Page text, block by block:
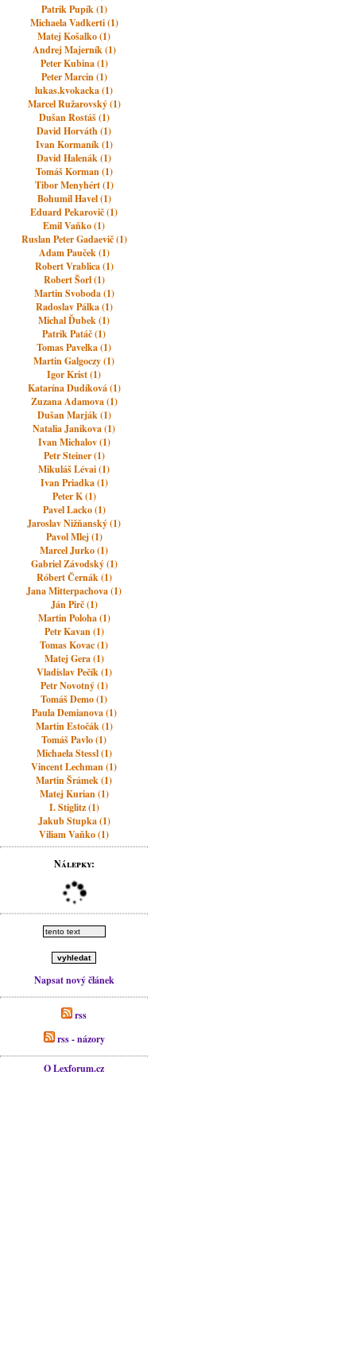
Patrik Pupík (1)
Michaela Vadkerti (1)
Matej Košalko (1)
Andrej Majerník (1)
Peter Kubina (1)
Peter Marcin (1)
lukas.kvokacka (1)
Marcel Ružarovský (1)
Dušan Rostáš (1)
David Horváth (1)
Ivan Kormaník (1)
David Halenák (1)
Tomáš Korman (1)
Tibor Menyhért (1)
Bohumil Havel (1)
Eduard Pekarovič (1)
Emil Vaňko (1)
Ruslan Peter Gadaevič (1)
Adam Pauček (1)
Robert Vrablica (1)
Robert Šorl (1)
Martin Svoboda (1)
Radoslav Pálka (1)
Michal Ďubek (1)
Patrik Patáč (1)
Tomas Pavelka (1)
Martin Galgoczy (1)
Igor Krist (1)
Katarína Dudíková (1)
Zuzana Adamova (1)
Dušan Marják (1)
Natalia Janikova (1)
Ivan Michalov (1)
Petr Steiner (1)
Mikuláš Lévai (1)
Ivan Priadka (1)
Peter K (1)
Pavel Lacko (1)
Jaroslav Nižňanský (1)
Pavol Mlej (1)
Marcel Jurko (1)
Gabriel Závodský (1)
Róbert Černák (1)
Jana Mitterpachova (1)
Ján Pirč (1)
Martin Poloha (1)
Petr Kavan (1)
Tomas Kovac (1)
Matej Gera (1)
Vladislav Pečík (1)
Petr Novotný (1)
Tomáš Demo (1)
Paula Demianova (1)
Martin Estočák (1)
Tomáš Pavlo (1)
Michaela Stessl (1)
Vincent Lechman (1)
Martin Šrámek (1)
Matej Kurian (1)
I. Stiglitz (1)
Jakub Stupka (1)
Viliam Vaňko (1)
Nálepky:
Napsat nový článek
rss
rss - názory
O Lexforum.cz